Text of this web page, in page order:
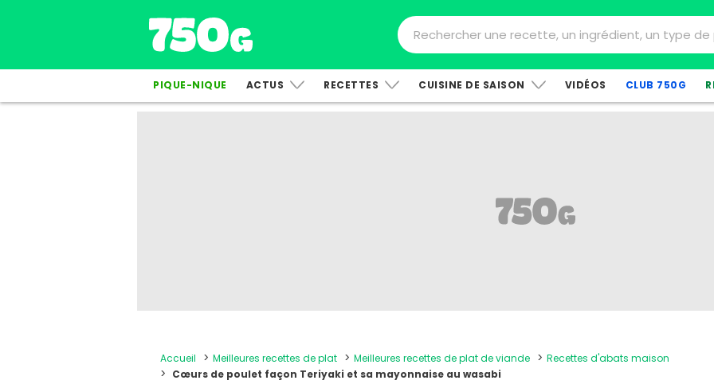
PIQUE-NIQUE ACTUS RECETTES CUISINE DE SAISON VIDÉOS CLUB 750G
Accueil Meilleures recettes de plat Meilleures recettes de plat de viande
Recettes d'abats maison
Cœurs de poulet façon Teriyaki et sa mayonnaise au wasabi